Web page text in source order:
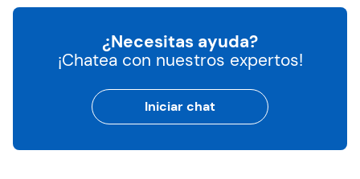
¿Necesitas ayuda?
¡Chatea con nuestros expertos!
Iniciar chat